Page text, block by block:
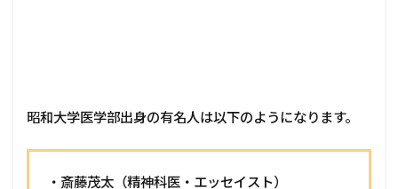
昭和大学医学部出身の有名人は以下のようになります。
・斎藤茂太（精神科医・エッセイスト）